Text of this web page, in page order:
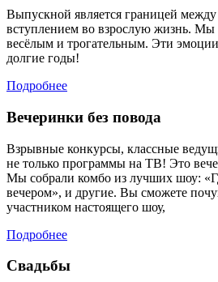
Выпускной является границей
вступлением во взрослую жизнь. Мы
весёлым и трогательным. Эти
долгие годы!
Подробнее
Вечеринки без повода
Взрывные конкурсы, классные
не только программы на ТВ! Это
Мы собрали комбо из лучших шоу:
вечером», и другие. Вы сможете
участником настоящего шоу,
Подробнее
Свадьбы